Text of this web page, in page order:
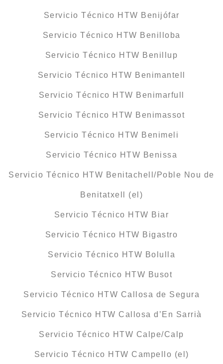
Servicio Técnico HTW Benijófar
Servicio Técnico HTW Benilloba
Servicio Técnico HTW Benillup
Servicio Técnico HTW Benimantell
Servicio Técnico HTW Benimarfull
Servicio Técnico HTW Benimassot
Servicio Técnico HTW Benimeli
Servicio Técnico HTW Benissa
Servicio Técnico HTW Benitachell/Poble Nou de
Benitatxell (el)
Servicio Técnico HTW Biar
Servicio Técnico HTW Bigastro
Servicio Técnico HTW Bolulla
Servicio Técnico HTW Busot
Servicio Técnico HTW Callosa de Segura
Servicio Técnico HTW Callosa d’En Sarrià
Servicio Técnico HTW Calpe/Calp
Servicio Técnico HTW Campello (el)